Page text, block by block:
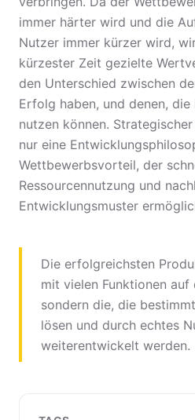
immer härter wird und die
Nutzer immer kürzer wird,
kürzester Zeit gezielte
den Unterschied zwischen
Erfolg haben, und denen,
nutzen können.
nur eine
Wettbewerbsvorteil, der
Ressourcennutzung und
Entwicklungsmuster
Die erfolgreichsten
mit vielen Funktionen
sondern die, die
lösen und durch echtes
weiterentwickelt werden.